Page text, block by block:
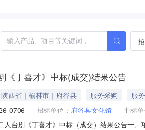
《丁喜才》中标(成交)结果公告
陕西省｜榆林市｜府谷县 服务采购
服务
0706 招标单位： 府谷县文化馆
中标
人台剧《丁喜才》中标（成交）结果公告一